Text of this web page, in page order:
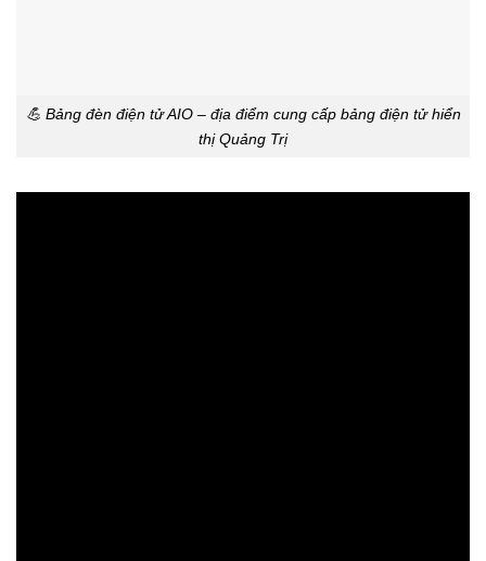
💪 Bảng đèn điện tử AIO – địa điểm cung cấp bảng điện tử hiển
thị Quảng Trị